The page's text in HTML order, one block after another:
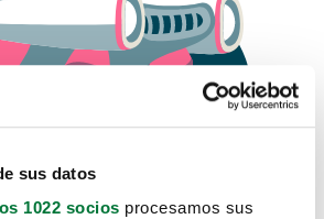
sus datos
1022 socios procesamos sus